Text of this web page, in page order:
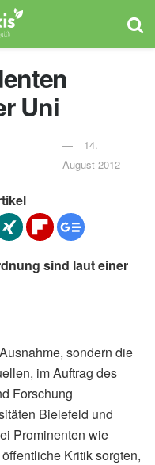
Uni
14.
August 2012
sind laut einer
sondern die
im Auftrag des
Forschung
Bielefeld und
Prominenten wie
Kritik sorgten,